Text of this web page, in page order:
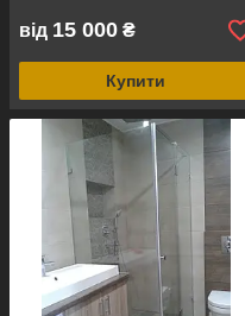
від 15 000 ₴
Купити